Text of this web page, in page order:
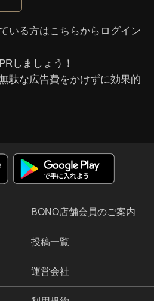
いる⽅はこちらからログイン
しましょう！
駄な広告費をかけずに効果的
BONO店舗会員のご案内
投稿一覧
運営会社